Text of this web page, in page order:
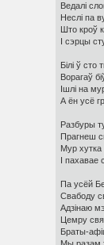
Ведалі
Неслі па
Што кроў
І сэрцы
Білі ў сто
Ворагаў
Ішлі на
А ён усё
Разбуры
Прагнеш
Мур
І пахавае
Па усёй
Свабоду
Адзiнаю
Цемру
Браты-